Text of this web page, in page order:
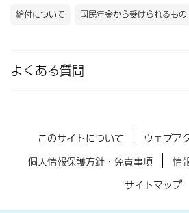
給付について 国民年金から受けられるもの
よくある質問
このサイトについて
ウェブア
個人情報保護方針・免責事項
情
サイトマップ